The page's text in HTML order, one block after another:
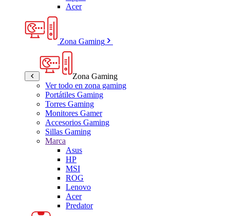
Acer
Zona Gaming
Zona Gaming
Ver todo en zona gaming
Portátiles Gaming
Torres Gaming
Monitores Gamer
Accesorios Gaming
Sillas Gaming
Marca
Asus
HP
MSI
ROG
Lenovo
Acer
Predator